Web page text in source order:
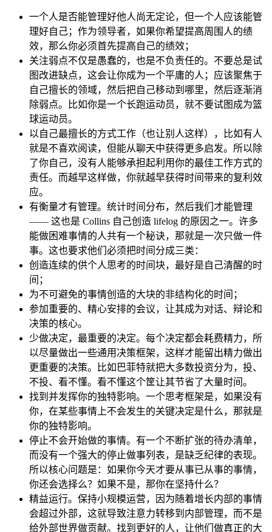
一个人是否能管理好他人尚无定论，但一个人应该能管
理好自己；作为领导者，如果你希望提高周围人的绩
效，那么你必须首先提高自己的绩效；
关注弱点不仅是愚蠢的，也是不负责任的。不要总是试
图改进缺点，这会让你成为一个平庸的人；应该聚焦于
自己擅长的领域，然后把自己移动到哪里，然后逐渐消
除弱点。比如你是一个长跑运动员，就不要试图成为篮
球运动员。
以自己最擅长的方式工作（也让别人这样），比如有人
就是不喜欢阅读，但能从聊天中获得更多启发。所以除
了你自己，没有人能够承担起利用你的最佳工作方式的
责任。而越早这样做，你就越早获得时间带来的复利效
应。
有衡量才有管理。统计时间分布，然后我们才能管理
—— 这也是 Collins 自己创造 lifelog 的原因之一。许多
能做困难事情的人共有一个秘诀，那就是一次只做一件
事。这也要求他们必须把时间分成三类：
创造连续的供个人思考的时间块，最好是自己清醒的时
间；
为不可避免的事情创造的大块的非结构化的时间；
参加重要的、精心安排的会议，让其成为对话、辩论和
决策的核心。
少做决定，最重要的决定。每个决定都会耗费精力，所
以尽量做出一些通用决策框架，这样才能留出精力做出
更重要的决策。比如巴菲特就把大多数投资分为，投、
不投、看不懂。看不懂这个筐让其节省了大量时间。
找到并发挥你的独特影响。一个思考框架是，如果没有
你，在某些事情上不会发生的关键决定是什么，那就是
你的独特影响。
停止不会开始做的事情。有一个不断扩张的待办清单，
而没有一个强大的停止做事列表，是缺乏纪律的表现。
所以核心问题是：如果你今天才要从事已从事的事情，
你还会选择么？如果不是，那你在坚持什么？
精益运行。保持小规模运营，因为随着增长内部的事情
会超过外部，这就导致注意力转移到内部管理，而不是
给外部世界做贡献。找到更好的人，让他们做真正的大